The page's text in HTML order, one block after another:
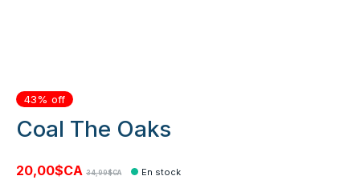
43% off
Coal The Oaks
20,00$CA 34,99$CA En stock